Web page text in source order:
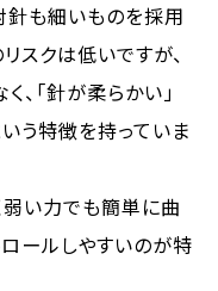
針も細いものを採用
スクは低いですが、
、「針が柔らかい」
いう特徴を持っていま
い力でも簡単に曲
ールしやすいのが特